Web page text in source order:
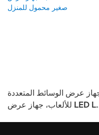
عرض الوسائط المتعددة
للألعاب، جهاز عرض LED LCD